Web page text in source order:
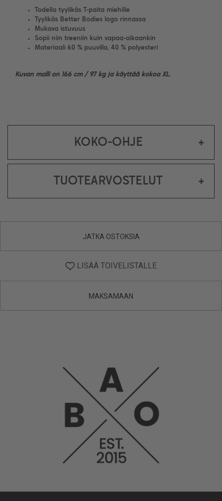
Todella tyylikäs T-paita miehille
Tyylikäs Better Bodies logo rinnassa
Mukava istuvuus
Sopii niin treeniin kuin vapaa-aikaankin
Materiaali 60 % puuvilla, 40 % polyesteri
Kuvan malli on 166 cm / 97 kg ja käyttää kokoa XL.
KOKO-OHJE +
TUOTEARVOSTELUT +
JATKA OSTOKSIA
LISÄÄ TOIVELISTALLE
MAKSAMAAN